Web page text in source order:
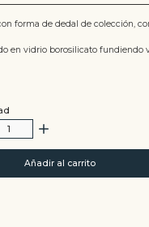
forma de dedal de colección,
en vidrio borosilicato fundiendo
Añadir al carrito